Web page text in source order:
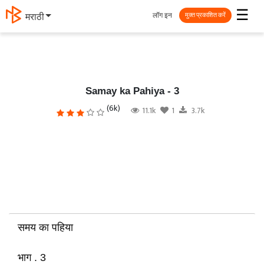
தமிழ் ☰
लॉग इन मुक्त प्रकाशित करें
Samay ka Pahiya - 3
(6k) 11.1k 1 3.7k
समय का पहिया
भाग . 3